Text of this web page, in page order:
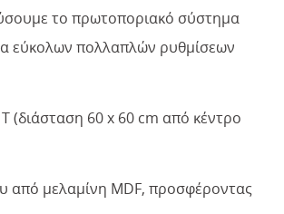
το πρωτοποριακό σύστημα
εύκολων πολλαπλών ρυθμίσεων
(διάσταση 60 x 60 cm από κέντρο
από μελαμίνη MDF, προσφέροντας